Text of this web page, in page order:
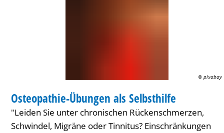
© pixabay
KATEGORIE: FAMILIENZENTRUM / KITA
Osteopathie-Übungen als Selbsthilfe
"Leiden Sie unter chronischen Rückenschmerzen,
Schwindel, Migräne oder Tinnitus? Einschränkungen